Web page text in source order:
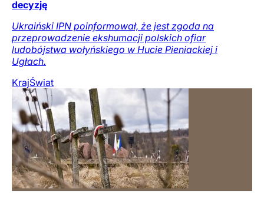
decyzję
Ukraiński IPN poinformował, że jest zgoda na
przeprowadzenie ekshumacji polskich ofiar
ludobójstwa wołyńskiego w Hucie Pieniackiej i
Ugłach.
KrajŚwiat